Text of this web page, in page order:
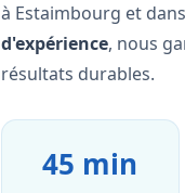
à Estaimbourg et
d'expérience, nous
résultats durables.
45 min